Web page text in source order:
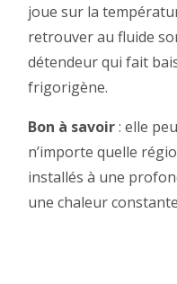
joue sur la
retrouver au fluide
détendeur qui fait
frigorigène.
Bon à savoir: elle
n’importe quelle
installés à une
une chaleur